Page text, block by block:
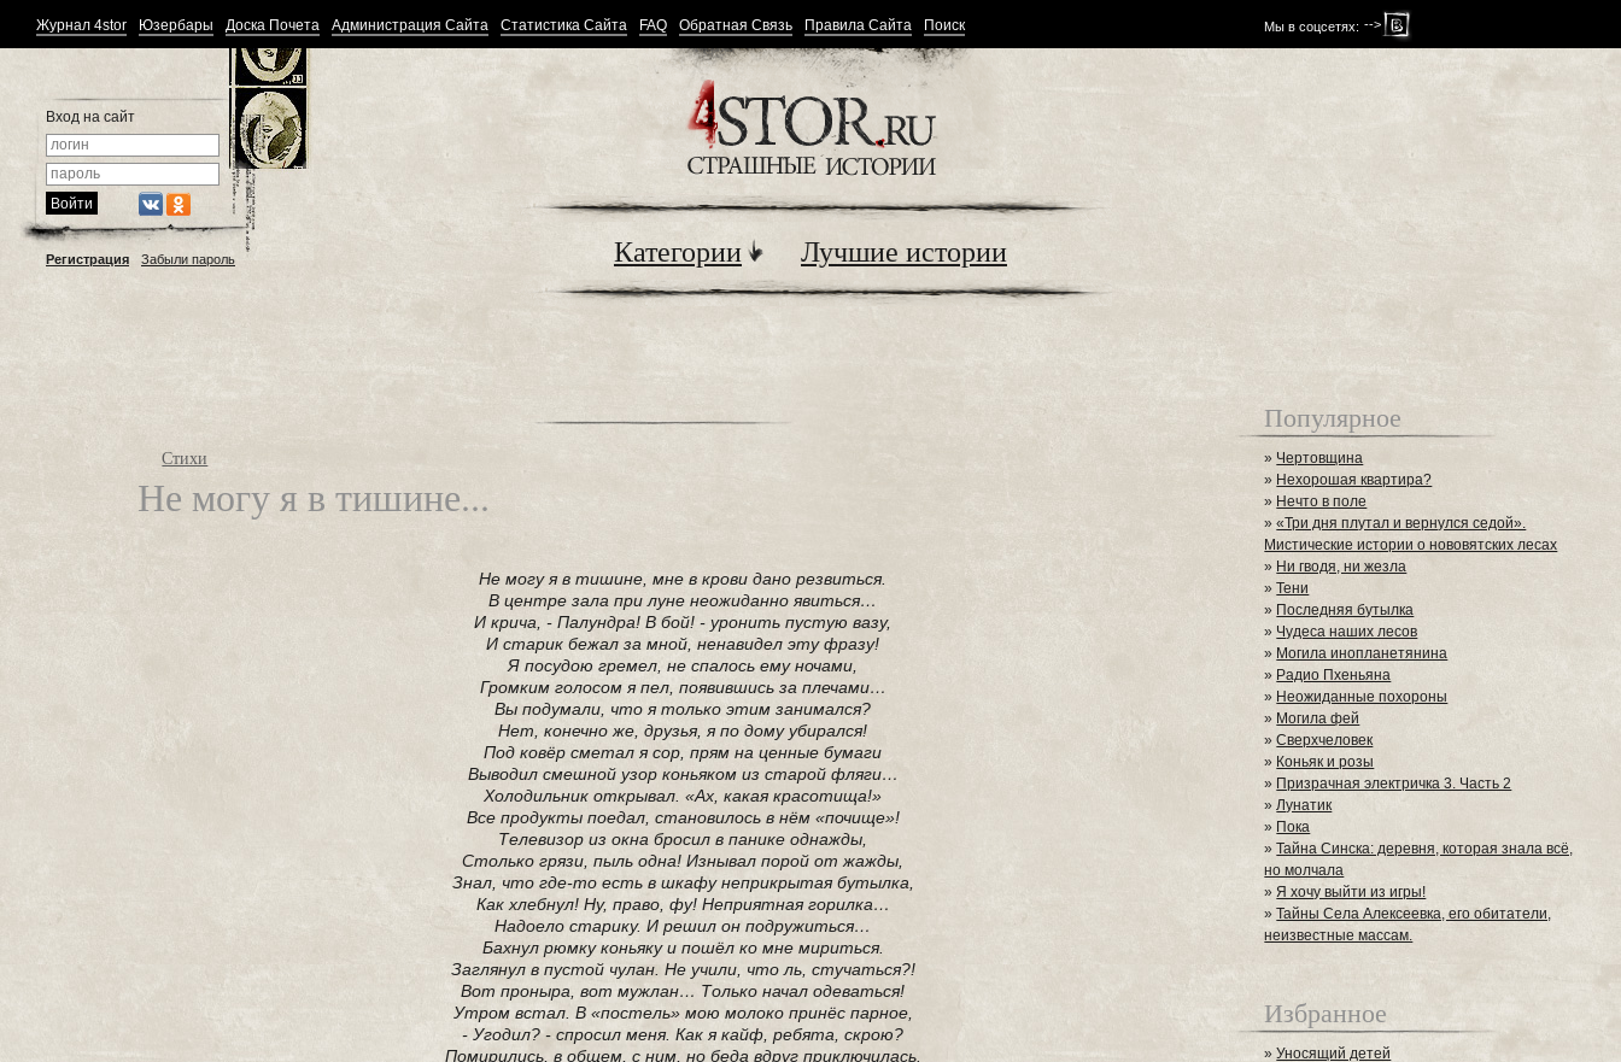
Мы в соцсетях: -->
Журнал 4stor Юзербары Доска Почета Администрация Сайта Статистика Сайта FAQ Обратная Связь Правила Сайта Поиск
Вход на сайт
Регистрация Забыли пароль Категории Лучшие истории
Стихи
Не могу я в тишине...
Не могу я в тишине, мне в крови дано резвиться.
В центре зала при луне неожиданно явиться…
И крича, - Палундра! В бой! - уронить пустую вазу,
И старик бежал за мной, ненавидел эту фразу!
Я посудою гремел, не спалось ему ночами,
Громким голосом я пел, появившись за плечами…
Вы подумали, что я только этим занимался?
Нет, конечно же, друзья, я по дому убирался!
Под ковёр сметал я сор, прям на ценные бумаги
Выводил смешной узор коньяком из старой фляги…
Холодильник открывал. «Ах, какая красотища!»
Все продукты поедал, становилось в нём «почище»!
Телевизор из окна бросил в панике однажды,
Столько грязи, пыль одна! Изнывал порой от жажды,
Знал, что где-то есть в шкафу неприкрытая бутылка,
Как хлебнул! Ну, право, фу! Неприятная горилка…
Надоело старику. И решил он подружиться…
Бахнул рюмку коньяку и пошёл ко мне мириться.
Заглянул в пустой чулан. Не учили, что ль, стучаться?!
Вот проныра, вот мужлан… Только начал одеваться!
Утром встал. В «постель» мою молоко принёс парное,
- Угодил? - спросил меня. Как я кайф, ребята, скрою?
Помирились, в общем, с ним, но беда вдруг приключилась.
Популярное
» Чертовщина
» Нехорошая квартира?
» Нечто в поле
»«Три дня плутал и вернулся седой».
Мистические истории о нововятских лесах
» Ни гводя, ни жезла
»Тени
» Последняя бутылка
» Чудеса наших лесов
» Могила инопланетянина
» Радио Пхеньяна
» Неожиданные похороны
» Могила фей
»Сверхчеловек
» Коньяк и розы
» Призрачная электричка 3. Часть 2
»Лунатик
» Пока
»Тайна Синска: деревня, которая знала всё,
но молчала
»Я хочу выйти из игры!
»Тайны Села Алексеевка, его обитатели,
неизвестные массам.
Избранное
»Уносящий детей